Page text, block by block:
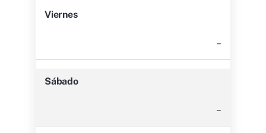
Viernes
–
Sábado
–